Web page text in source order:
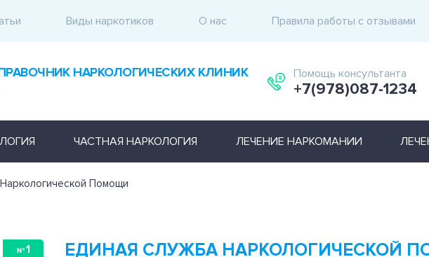
Виды наркотиков О нас Правила работы с отзывами
НАРКОЛОГИЧЕСКИХ КЛИНИК Помощь консультанта
+7(978)087-1234
ЧАСТНАЯ НАРКОЛОГИЯ ЛЕЧЕНИЕ НАРКОМАНИИ
Помощи
№ 1 ЕДИНАЯ СЛУЖБА НАРКОЛОГИЧЕСКОЙ